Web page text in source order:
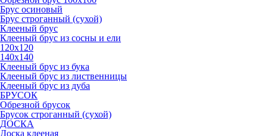
Брус осиновый
Брус строганный (сухой)
Клееный брус
Клееный брус из сосны и ели
120х120
140х140
Клееный брус из бука
Клееный брус из лиственницы
Клееный брус из дуба
БРУСОК
Обрезной брусок
Брусок строганный (сухой)
ДОСКА
Доска клееная